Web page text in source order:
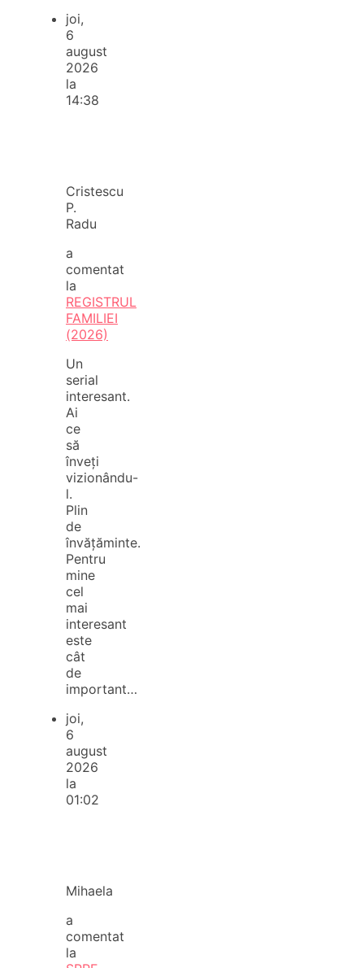
joi,
6
august
2026
la
14:38
Cristescu
P.
Radu
a
comentat
la
REGISTRUL
FAMILIEI
(2026)
Un
serial
interesant.
Ai
ce
să
înveți
vizionându-
l.
Plin
de
învățăminte.
Pentru
mine
cel
mai
interesant
este
cât
de
important…
joi,
6
august
2026
la
01:02
Mihaela
a
comentat
la